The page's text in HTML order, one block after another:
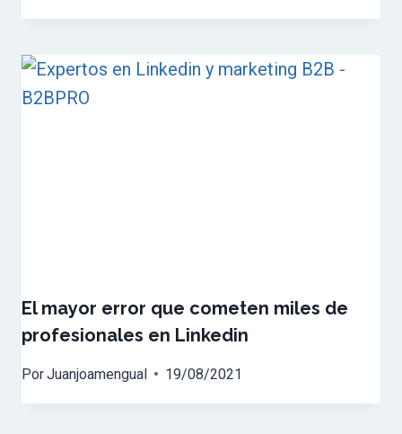
El mayor error que cometen miles de
profesionales en Linkedin
PorJuanjoamengual 19/08/2021